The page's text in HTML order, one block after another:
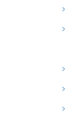
>
>
>
>
>